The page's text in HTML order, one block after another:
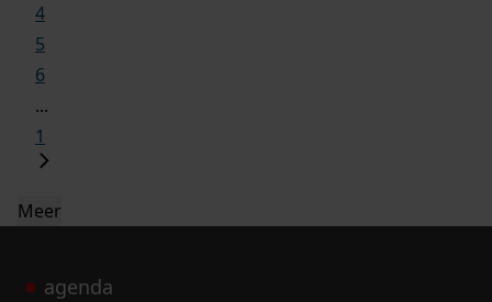
4
5
6
...
1
Meer
agenda